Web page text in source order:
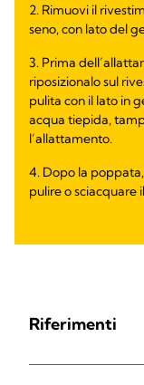
2. Rimuovi il
seno, con lato del
3. Prima
riposizionalo sul
pulita con il lato in
acqua tiepida,
l’allattamento.
4. Dopo la
pulire o sciacquare
Riferimenti